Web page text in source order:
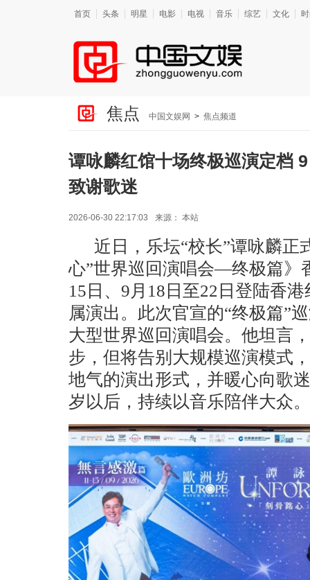
首页 头条 明星 电影 电视 音乐 综艺 文化
焦点 中国文娱网 > 焦点频道
谭咏麟红馆十场终极巡演定档
致谢歌迷
2026-06-30 22:17:03 来源： 本站
近日，乐坛“校长”谭咏麟正
心”世界巡回演唱会—终极篇》
15日、9月18日至22日登陆香
属演出。此次官宣的“终极篇”
大型世界巡回演唱会。他坦言
步，但将告别大规模巡演模式
地气的演出形式，并暖心向歌
岁以后，持续以音乐陪伴大众。